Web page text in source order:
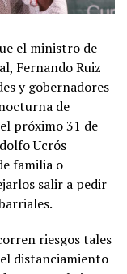
el ministro de
Fernando Ruiz
y gobernadores
de
próximo 31 de
Ucrós
familia o
salir a pedir
riesgos tales
distanciamiento